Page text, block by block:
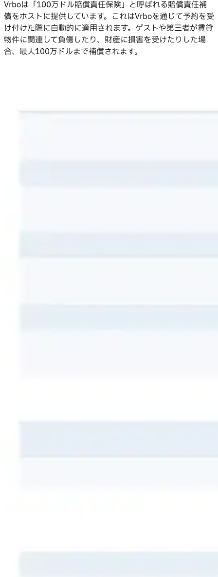
Vrboは「100万ドル賠償責任保険」と呼ばれる賠償責任補
償をホストに提供しています。これはVrboを通じて予約を受
け付けた際に自動的に適用されます。ゲストや第三者が賃貸
物件に関連して負傷したり、財産に損害を受けたりした場
合、最大100万ドルまで補償されます。